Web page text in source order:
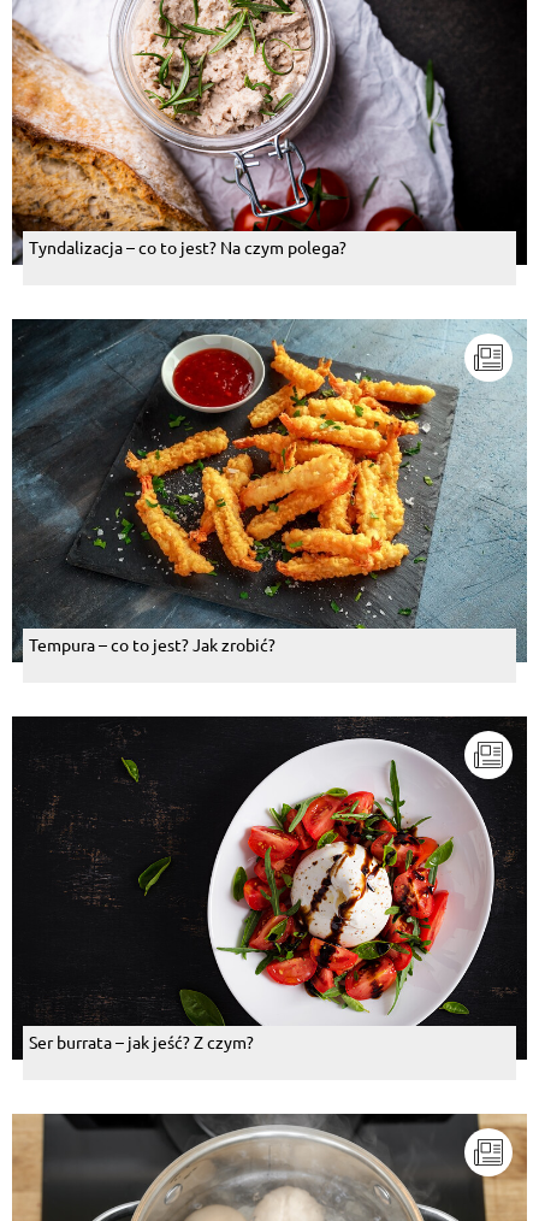
Tyndalizacja – co to jest? Na czym polega?
Tempura – co to jest? Jak zrobić?
Ser burrata – jak jeść? Z czym?